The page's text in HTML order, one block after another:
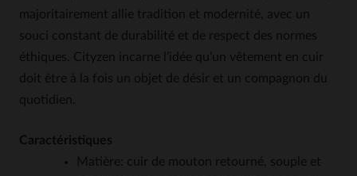
majoritairement allie tradition et modernité, avec un
souci constant de durabilité et de respect des normes
éthiques. Cityzen incarne l’idée qu’un vêtement en cuir
doit être à la fois un objet de désir et un compagnon du
quotidien.
Caractéristiques
Matière: cuir de mouton retourné, souple et